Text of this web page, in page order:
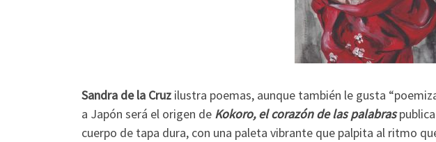
Sandra de la Cruz ilustra poemas, aunque también le gusta
a Japón será el origen de Kokoro, el corazón de las palabras
cuerpo de tapa dura, con una paleta vibrante que palpita al ritmo